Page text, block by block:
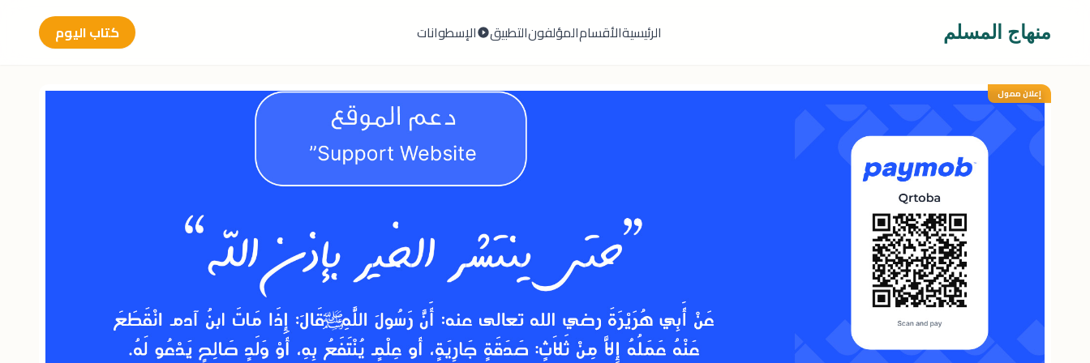
منهاج المسلم الرئيسيةالأقسامالمؤلفونالتطبيق الإسطوانات كتاب اليوم
إعلان ممول